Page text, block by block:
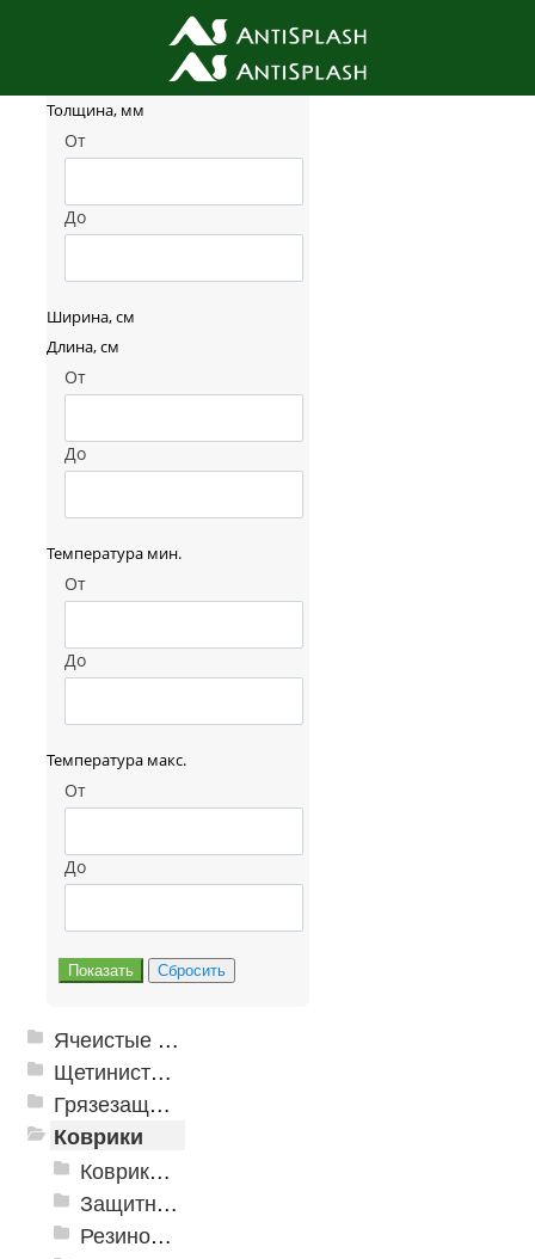
Фильтр товаров
Толщина, мм
От
До
Ширина, см
Длина, см
От
До
Температура мин.
От
До
Температура макс.
От
До
Ячеистые грязезащитные покрытия
Щетинистые покрытия
Грязезащитные, влаговпитывающие покрытия
Коврики
Коврики влаговпитывающие
Защитные коврики и лотки
Резиновые коврики